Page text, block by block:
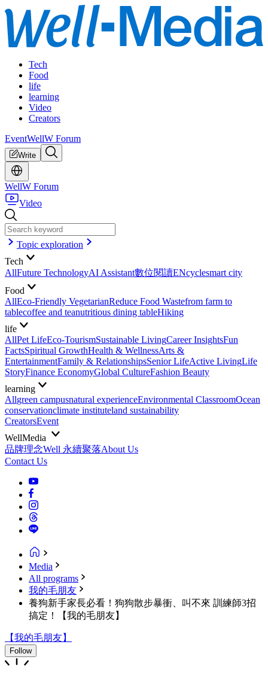
Tech
Food
life
learning
Video
Creators
EventWellW Forum
Write
WellW Forum
Video
Topic exploration
Tech
AllFuture TechnologyAI Assistant數位閱讀ENcyclesmart city
Food
AllEco-Friendly VegetarianReduce Food Wastefrom farm to
tablecoffee and teanutritious dining tableHiking
life
AllPet LifeEco-TourismSustainable LivingCareer InsightsFun
FactsSpiritual GrowthHealth & WellnessArts &
EntertainmentFamily & RelationshipsSenior LifeActive LivingLife
StoryFinance EconomyGlobal CultureFashion Beauty
learning
Allgreen campusnatural experienceEnvironmental ClassroomOcean
conservationclimate instituteland sustainability
CreatorsEvent
WellMedia
品牌理念Well 永續聚落About Us
Contact Us
Media
All programs
我的毛朋友
養狗新手家長必看！狗狗散步暴衝、叫不來 訓練師3招
搞定！【我的毛朋友】
【我的毛朋友】
Follow